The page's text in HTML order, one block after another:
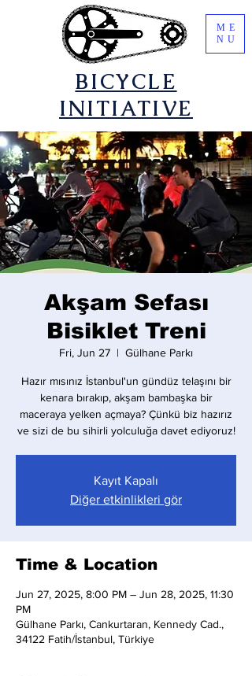
​BICYCLE
INITIATIVE
ME
NU
Akşam Sefası
Bisiklet Treni
Fri, Jun 27
  |
Gülhane Parkı
Hazır mısınız İstanbul'un gündüz telaşını bir
kenara bırakıp, akşam bambaşka bir
maceraya yelken açmaya? Çünkü biz hazırız
ve sizi de bu sihirli yolculuğa davet ediyoruz!
Kayıt Kapalı
Diğer etkinlikleri gör
Time & Location
Jun 27, 2025, 8:00 PM – Jun 28, 2025, 11:30
PM
Gülhane Parkı, Cankurtaran, Kennedy Cad.,
34122 Fatih/İstanbul, Türkiye